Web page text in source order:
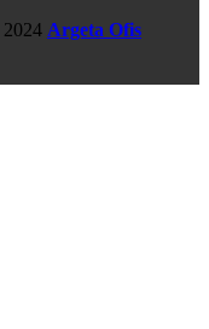
2024 Argeta Ofis